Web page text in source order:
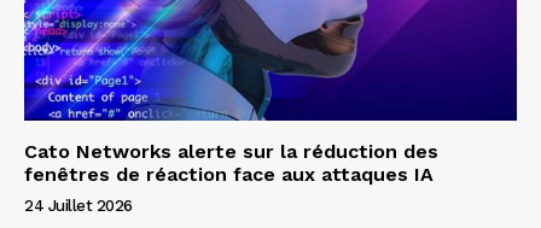
Cato Networks alerte sur la réduction des
fenêtres de réaction face aux attaques IA
24 Juillet 2026